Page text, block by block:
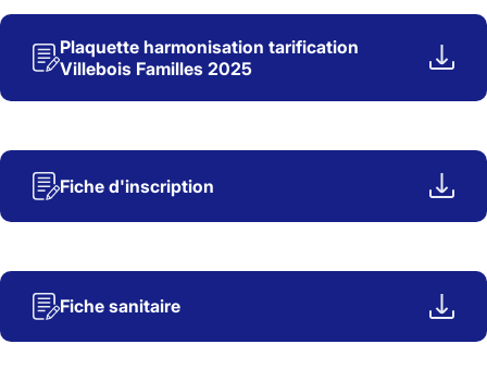
Plaquette harmonisation tarification
Villebois Familles 2025
Fiche d'inscription
Fiche sanitaire